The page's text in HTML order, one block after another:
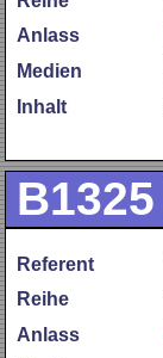
Anlass
Medien
Inhalt
B1325
Referent
Reihe
Anlass